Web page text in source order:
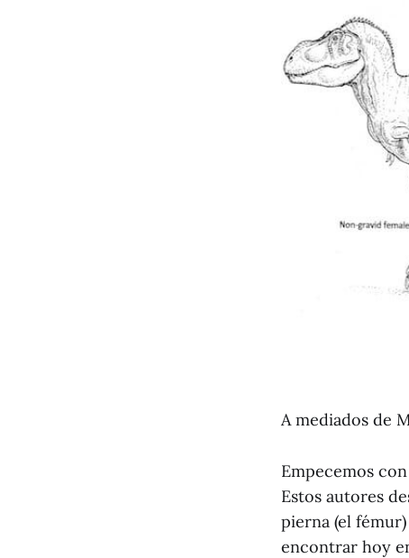
A mediados de
Empecemos
Estos autores
pierna (el
encontrar hoy